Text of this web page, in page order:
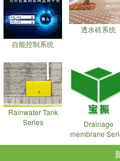
自能控制系统
透水砖系统
Rainwater Tank
Series
Drainage
membrane